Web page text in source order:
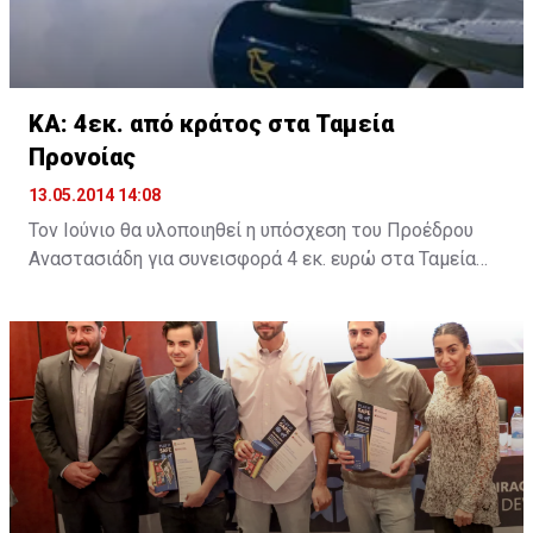
που αφορά τους ποδηλάτες.
ΚΑ: 4εκ. από κράτος στα Ταμεία
Προνοίας
13.05.2014 14:08
Τον Ιούνιο θα υλοποιηθεί η υπόσχεση του Προέδρου
Αναστασιάδη για συνεισφορά 4 εκ. ευρώ στα Ταμεία
που έδωσε ο Πρόεδρος σε συνάντησή του με την
Εκτελεστική Επιτροπή της ΣΕΚ.
Σε δηλώσεις του μετά τη συνάντηση στο Προεδρικό, ο
Γενικός Γραμματέας της ΣΕΚ Νίκος Μωϋσέως ανέφερε
ότι «έχουμε καταθέσει σημαντικά θέματα που
αφορούν τους εργαζόμενους σήμερα, όπως είναι οι